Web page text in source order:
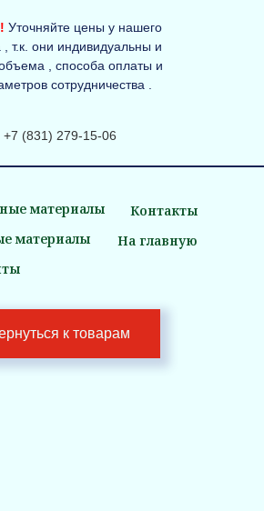
Уточняйте цены у нашего
т.к. они индивидуальны и
, способа оплаты и
сотрудничества .
к товарам
материалы
материалы
На главную
Контакты
+7 (831) 279-15-06